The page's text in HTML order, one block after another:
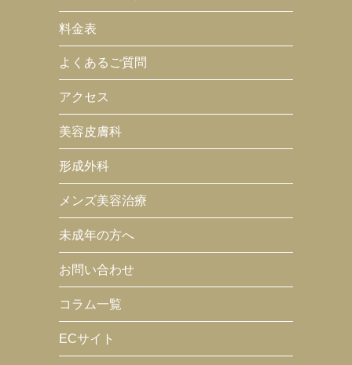
料金表
よくあるご質問
アクセス
美容皮膚科
形成外科
メンズ美容治療
未成年の方へ
お問い合わせ
コラム一覧
ECサイト